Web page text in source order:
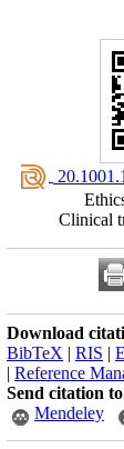
Clinical
Download
BibTeX | RIS |
| Reference
Send citation
Mendeley